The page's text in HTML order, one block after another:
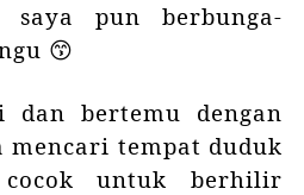
saya pun berbunga-
😙
dan bertemu dengan
mencari tempat duduk
untuk berhilir